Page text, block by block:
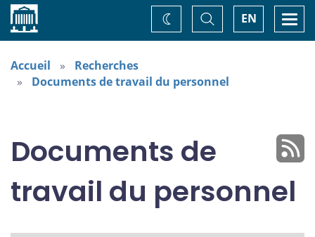
Accueil EN
Basculer
la
recherche
Changez
de
Accueil
Recherches
Documents de travail du personnel
Documents de
travail du personnel